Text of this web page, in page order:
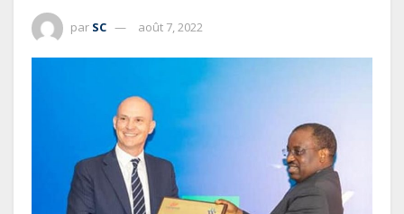
par SC août 7, 2022